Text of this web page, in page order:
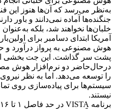
به‌نظر می‌رسد که آن‌ها هنوز این
جنگنده‌ها آماده نمی‌دانند و باور
خلبان‌ها نخواهند شد، بلکه
آمریکا ابتدای دسامبر برای
هوش مصنوعی به پرواز درآورد و
را توسعه می‌دهد. اما به نظر نیروی
سیستم‌ها برای پیاده‌سازی روی
نیستند.